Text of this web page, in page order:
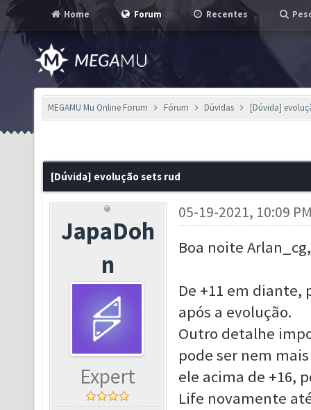
Home Forum Recentes
MEGAMU Mu Online Forum Fórum Dúvidas [Dúvida]
[Dúvida] evolução sets rud
JapaDoh
n
Expert
05-19-2021, 10:09
Boa noite Arlan_cg,
De +11 em diante,
após a evolução.
Outro detalhe
pode ser nem
ele acima de +16,
Life novamente